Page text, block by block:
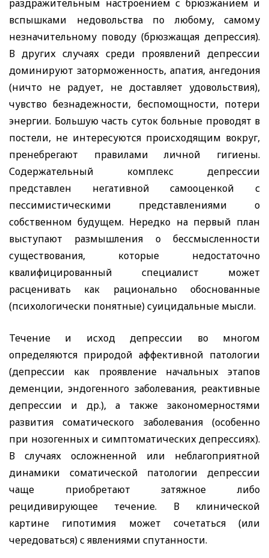
раздражительным настроением с брюзжанием и
вспышками недовольства по любому, самому
незначительному поводу (брюзжащая депрессия).
В других случаях среди проявлений депрессии
доминируют заторможенность, апатия, ангедония
(ничто не радует, не доставляет удовольствия),
чувство безнадежности, беспомощности, потери
энергии. Большую часть суток больные проводят в
постели, не интересуются происходящим вокруг,
пренебрегают правилами личной гигиены.
Содержательный комплекс депрессии
представлен негативной самооценкой с
пессимистическими представлениями о
собственном будущем. Нередко на первый план
выступают размышления о бессмысленности
существования, которые недостаточно
квалифицированный специалист может
расценивать как рационально обоснованные
(психологически понятные) суицидальные мысли.
Течение и исход депрессии во многом
определяются природой аффективной патологии
(депрессии как проявление начальных этапов
деменции, эндогенного заболевания, реактивные
депрессии и др.), а также закономерностями
развития соматического заболевания (особенно
при нозогенных и симптоматических депрессиях).
В случаях осложненной или неблагоприятной
динамики соматической патологии депрессии
чаще приобретают затяжное либо
рецидивирующее течение. В клинической
картине гипотимия может сочетаться (или
чередоваться) с явлениями спутанности.